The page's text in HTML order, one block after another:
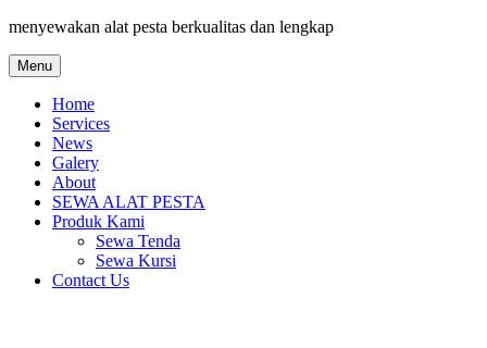
menyewakan alat pesta berkualitas dan lengkap
Menu
Home
Services
News
Galery
About
SEWA ALAT PESTA
Produk Kami
Sewa Tenda
Sewa Kursi
Contact Us